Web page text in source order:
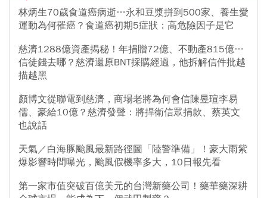
林炳生70歲食道癌病逝…永和豆漿拼到500家、養生愛
運動為何罹癌？食道癌初期5症狀：高危險因子是它
慈濟1288億資產揭秘！年捐贈72億、不動產815億…
信徒錢去哪？慈濟還原BNT採購經過，他拆解信件批越
描越黑
顏博文從聯電到慈濟，商場老將為何會信陳昱瑄李易
儒、豪給10億？慈濟發聲：將捍衛信眾捐款、蔡英文
也說話
天氣／白海豚颱風最新路徑圖「陸警準備」！豪大雨紫
爆影響時間曝光，颱風假機率多大，10日報先看
第一家市值突破百億美元的台灣新藥公司！藥華藥深耕